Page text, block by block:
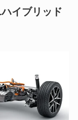
イブリッド